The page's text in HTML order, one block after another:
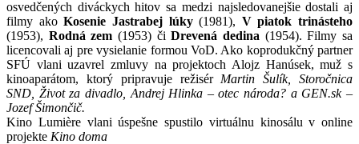
osvedčených diváckych hitov sa medzi najsledovanejšie dostali aj
filmy akoKosenie Jastrabej lúky(1981), V piatok trinásteho
(1953), Rodná zem (1953) čiDrevená dedina (1954). Filmy sa
licencovali aj pre vysielanie formou VoD. Ako koprodukčný partner
SFÚ vlani uzavrel zmluvy na projektoch Alojz Hanúsek, muž s
kinoaparátom, ktorý pripravuje režisér Martin Šulík, Storočnica
SND, Život za divadlo, Andrej Hlinka – otec národa? a GEN.sk –
Jozef Šimončič.
Kino Lumière vlani úspešne spustilo virtuálnu kinosálu v online
projekte Kino doma